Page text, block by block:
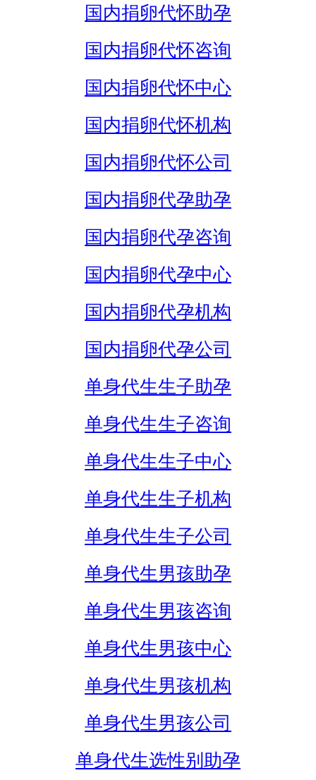
国内捐卵代怀助孕
国内捐卵代怀咨询
国内捐卵代怀中心
国内捐卵代怀机构
国内捐卵代怀公司
国内捐卵代孕助孕
国内捐卵代孕咨询
国内捐卵代孕中心
国内捐卵代孕机构
国内捐卵代孕公司
单身代生生子助孕
单身代生生子咨询
单身代生生子中心
单身代生生子机构
单身代生生子公司
单身代生男孩助孕
单身代生男孩咨询
单身代生男孩中心
单身代生男孩机构
单身代生男孩公司
单身代生选性别助孕